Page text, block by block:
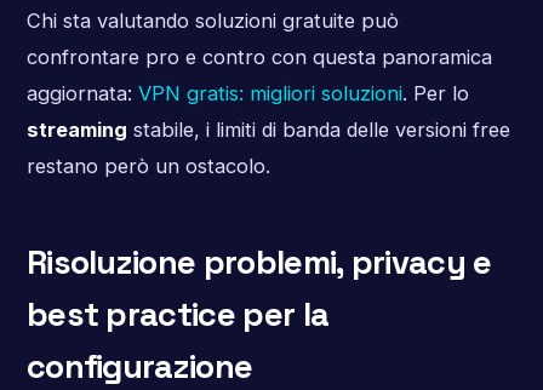
Chi sta valutando soluzioni gratuite può
confrontare pro e contro con questa panoramica
aggiornata: VPN gratis: migliori soluzioni. Per lo
streaming stabile, i limiti di banda delle versioni free
restano però un ostacolo.
Risoluzione problemi, privacy e
best practice per la
configurazione